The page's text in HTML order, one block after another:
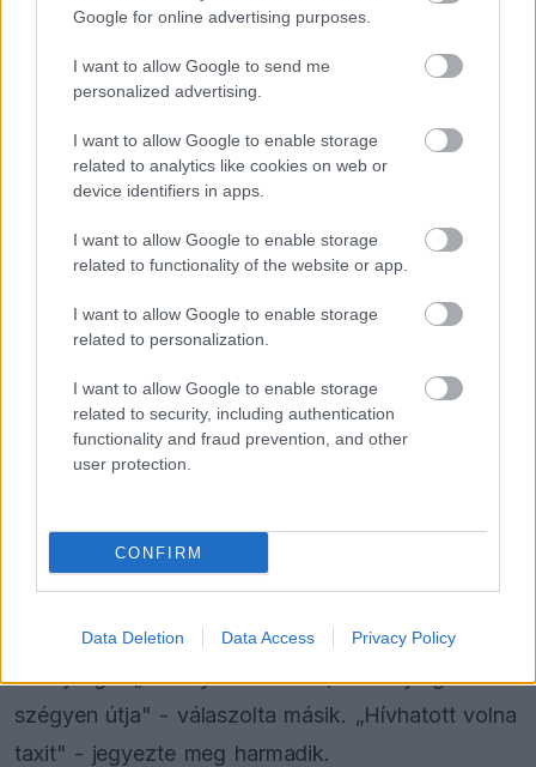
Google for online advertising purposes.
I want to allow Google to send me
personalized advertising.
I want to allow Google to enable storage
related to analytics like cookies on web or
device identifiers in apps.
I want to allow Google to enable storage
related to functionality of the website or app.
I want to allow Google to enable storage
related to personalization.
I want to allow Google to enable storage
related to security, including authentication
functionality and fraud prevention, and other
user protection.
CONFIRM
Data Deletion Data Access Privacy Policy
„Pályafutása legkeményebb sétája" - írta egyik
F1-rajongó. „Szörnyű Oscarnak, ez tényleg a
szégyen útja" - válaszolta másik. „Hívhatott volna
taxit" - jegyezte meg harmadik.